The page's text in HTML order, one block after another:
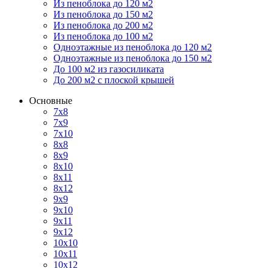
Из пеноблока до 120 м2
Из пеноблока до 150 м2
Из пеноблока до 200 м2
Из пеноблока до 100 м2
Одноэтажные из пеноблока до 120 м2
Одноэтажные из пеноблока до 150 м2
До 100 м2 из газосиликата
До 200 м2 с плоской крышей
Основные
7х8
7х9
7х10
8х8
8х9
8х10
8х11
8х12
9х9
9х10
9х11
9х12
10х10
10х11
10х12